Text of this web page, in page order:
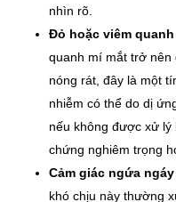
nhìn rõ.
Đỏ hoặc viêm
quanh mí mắt trở nên
nóng rát, đây là một
nhiễm có thể do dị
nếu không được xử lý
chứng nghiêm trọng
Cảm giác ngứa
khó chịu này thường